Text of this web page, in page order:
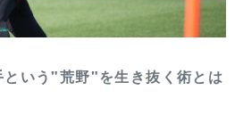
という"荒野"を生き抜く術とは